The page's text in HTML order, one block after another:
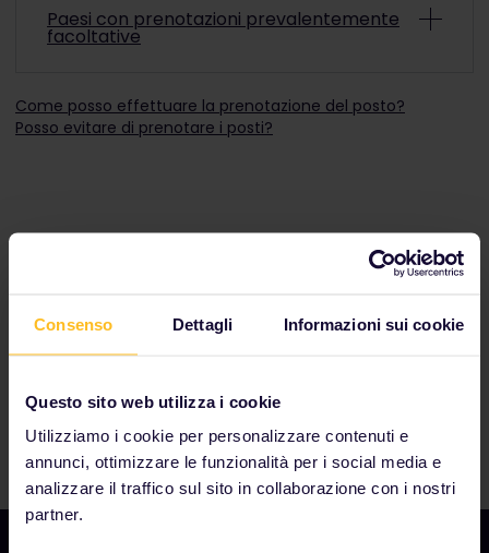
Consenso Dettagli Informazioni sui cookie
Questo sito web utilizza i cookie
Utilizziamo i cookie per personalizzare contenuti e
annunci, ottimizzare le funzionalità per i social media e
analizzare il traffico sul sito in collaborazione con i nostri
partner.
Belgio
Bosnia-Erzegovina
Danimarca
Lettonia
Paesi Bassi
ogni giorno, quindi sono molti i treni che richiedono
la prenotazione. Potresti aver bisogno di pianificare
veloci d'Europa ti consentiranno di vedere più cose
in meno tempo!
Ungheria
Romania
Slovacchia
Svezia
Turchia
Paesi con prenotazioni prevalentemente
facoltative
anticipo è un'ottima idea! Alcuni treni richiedono la
prenotazione e altri no, quindi controlla la
Austria
Germania
Nota: molti treni ICE ora richiedono la
Irlanda
Lituania
Lussemburgo
Montenegro
Macedonia del Nord
Portogallo
Come posso effettuare la prenotazione del posto?
Posso evitare di prenotare i posti?
I nostri partner includono